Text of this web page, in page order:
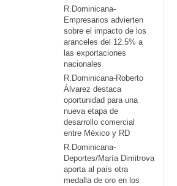
R.Dominicana-
Empresarios advierten
sobre el impacto de los
aranceles del 12.5% a
las exportaciones
nacionales
R.Dominicana-Roberto
Álvarez destaca
oportunidad para una
nueva etapa de
desarrollo comercial
entre México y RD
R.Dominicana-
Deportes/María Dimitrova
aporta al país otra
medalla de oro en los